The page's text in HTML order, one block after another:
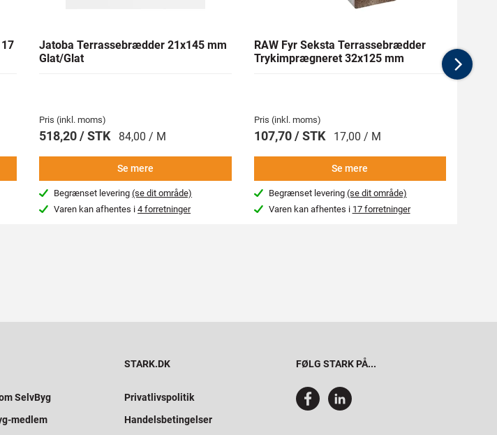
Jatoba Terrassebrædder 21x145 mm
Glat/Glat
Pris (inkl. moms)
518,20 / STK 84,00 / M
Se mere
Begrænset levering(se dit område)
Varen kan afhentes i4 forretninger
RAW Fyr Seksta Terrassebrædder
Trykimprægneret 32x125 mm
Pris (inkl. moms)
107,70 / STK 17,00 / M
Se mere
Begrænset levering (se dit område)
Varen kan afhentes i 17 forretninger
mm
SelvByg
medlem
STARK.DK
Privatlivspolitik
Handelsbetingelser
FØLG STARK PÅ...